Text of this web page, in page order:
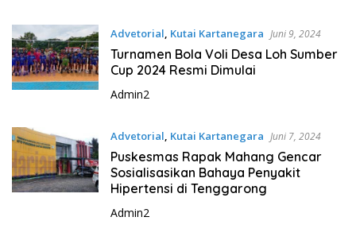
Advetorial Kutai Kartanegara Juni 9, 2024
Turnamen Bola Voli Desa Loh Sumber
Cup 2024 Resmi Dimulai
Admin2
Advetorial Kutai Kartanegara Juni 7, 2024
Puskesmas Rapak Mahang Gencar
Sosialisasikan Bahaya Penyakit
Hipertensi di Tenggarong
Admin2